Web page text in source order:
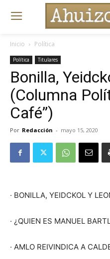
Inicio Política
Política Titulares
Bonilla,
(Columna
Café”)
Por Redacción - mayo 15, 2020
· BONILLA, YEIDCKOL Y
· ¿QUIEN ES MANUEL
· AMLO REIVINDICA A